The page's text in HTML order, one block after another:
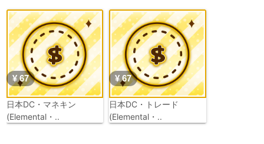
¥ 67
日本DC・マネキン
(Elemental・..
¥ 67
日本DC・トレード
(Elemental・..